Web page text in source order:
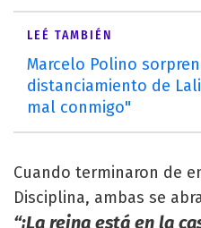
LEÉ TAMBIÉN
Marcelo Polino
distanciamiento de
mal conmigo"
Cuando terminaron de
Disciplina, ambas se
“¡La reina está en la